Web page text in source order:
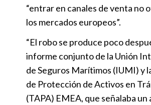
“entrar en canales de venta no
los mercados europeos”.
“El robo se produce poco
informe conjunto de la Unión
de Seguros Marítimos (IUMI) y
de Protección de Activos en
(TAPA) EMEA, que señalaba